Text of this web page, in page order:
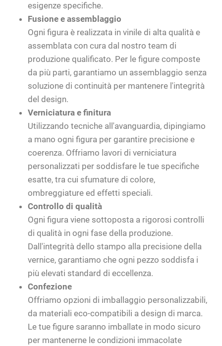
esigenze specifiche.
Fusione e assemblaggio
Ogni figura è realizzata in vinile di alta qualità e
assemblata con cura dal nostro team di
produzione qualificato. Per le figure composte
da più parti, garantiamo un assemblaggio senza
soluzione di continuità per mantenere l'integrità
del design.
Verniciatura e finitura
Utilizzando tecniche all'avanguardia, dipingiamo
a mano ogni figura per garantire precisione e
coerenza. Offriamo lavori di verniciatura
personalizzati per soddisfare le tue specifiche
esatte, tra cui sfumature di colore,
ombreggiature ed effetti speciali.
Controllo di qualità
Ogni figura viene sottoposta a rigorosi controlli
di qualità in ogni fase della produzione.
Dall'integrità dello stampo alla precisione della
vernice, garantiamo che ogni pezzo soddisfa i
più elevati standard di eccellenza.
Confezione
Offriamo opzioni di imballaggio personalizzabili,
da materiali eco-compatibili a design di marca.
Le tue figure saranno imballate in modo sicuro
per mantenerne le condizioni immacolate